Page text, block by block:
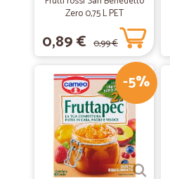
Zero 0,75 L PET
0,89 € 0,99 €
-5%